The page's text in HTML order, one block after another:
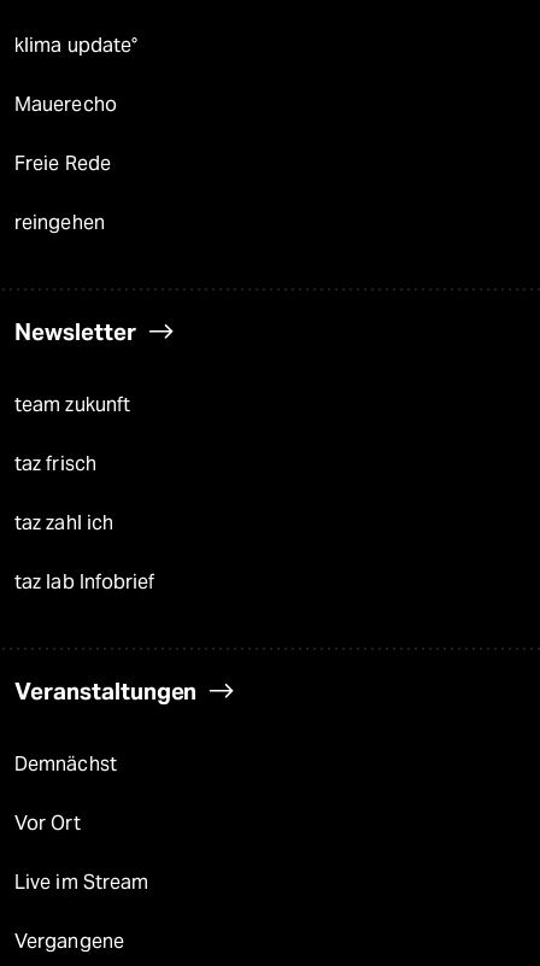
klima update°
Mauerecho
Freie Rede
reingehen
Newsletter
team zukunft
taz frisch
taz zahl ich
taz lab Infobrief
Veranstaltungen
Demnächst
Vor Ort
Live im Stream
Vergangene